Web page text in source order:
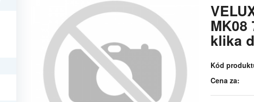
klika
Kód
Cena za: